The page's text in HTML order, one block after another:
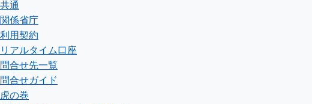
共通
関係省庁
利用契約
リアルタイム口座
問合せ先一覧
問合せガイド
虎の巻